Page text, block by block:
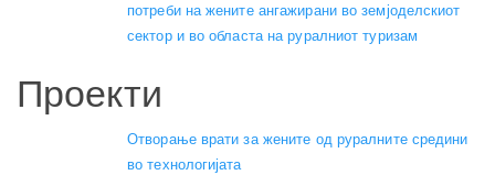
потреби на жените ангажирани во земјоделскиот
сектор и во областа на руралниот туризам
Проекти
Отворање врати за жените од руралните средини
во технологијата